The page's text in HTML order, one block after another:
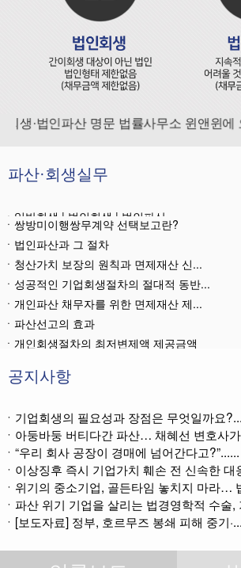
·법인파산 명문 법률사무소 윈앤윈에 오
파산·회생실무
ㆍ쌍방미이행쌍무계약 선택보고란?
ㆍ법인파산과 그 절차
ㆍ청산가치 보장의 원칙과 면제재산 신...
ㆍ성공적인 기업회생절차의 절대적 동반...
ㆍ개인파산 채무자를 위한 면제재산 제...
ㆍ파산선고의 효과
ㆍ 개인회생절차의 최저변제액 제공금액
ㆍ기업회생제도와 기업파산제도
ㆍ법인파산 후 이사의 연대보증책임 해...
ㆍ법인파산절차와 기업회생절차 개요
ㆍ개인회생재단채권(우선권이 있는 채권...
ㆍ개인회생재단이란?
ㆍ개인회생채권이란?
ㆍ가용소득이란?
ㆍ회생신청 후 경매절차 정지신청은?
ㆍ별제권부 채권(회생절차에서의 근저당...
공지사항
ㆍ기업회생의 필요성과 장점은 무엇일까요
ㆍ아둥바둥 버티다간 파산… 채혜선 변호사
ㆍ“우리 회사 공장이 경매에 넘어간다고?”......
ㆍ이상징후 즉시 기업가치 훼손 전 신속한 대
ㆍ위기의 중소기업, 골든타임 놓치지 마라…
ㆍ파산 위기 기업을 살리는 법경영학적 수술,
ㆍ[보도자료] 정부, 호르무즈 봉쇄 피해 중기·...